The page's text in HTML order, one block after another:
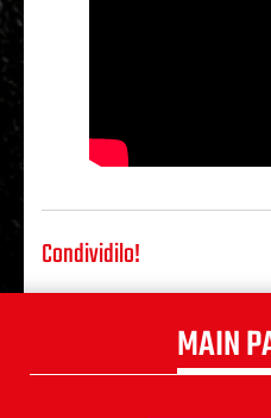
Condividilo!
MAIN